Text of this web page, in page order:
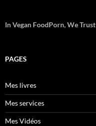
In Vegan FoodPorn, We Trust
PAGES
Mes livres
Mes services
Mes Vidéos